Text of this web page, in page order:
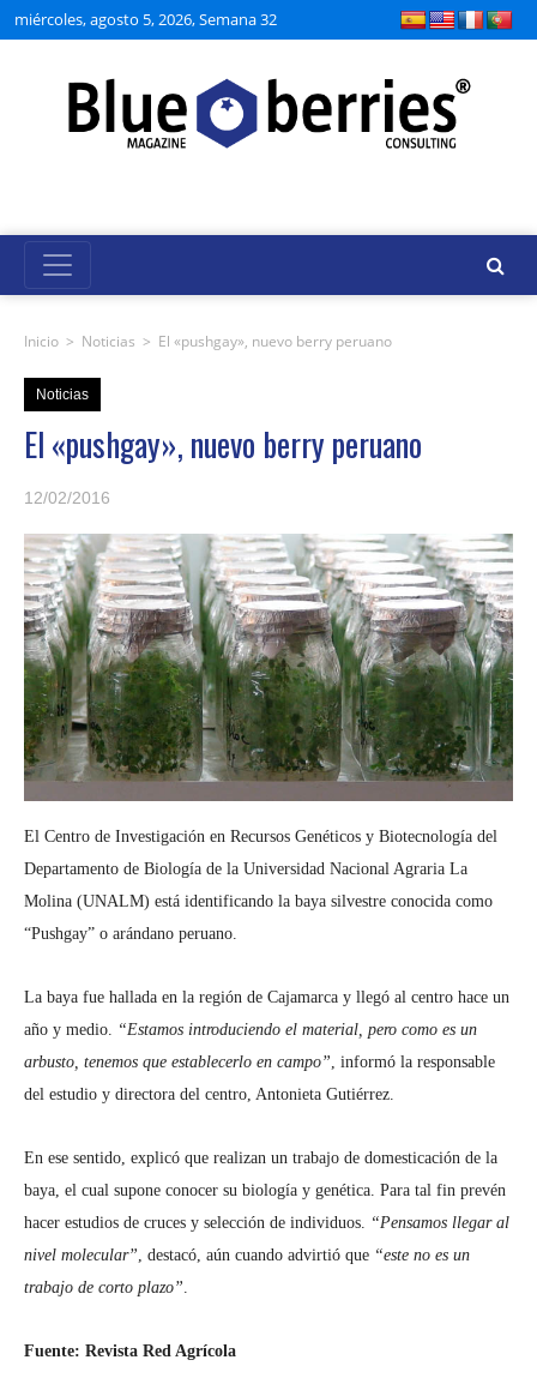
miércoles, agosto 5, 2026, Semana 32
Inicio > Noticias > El «pushgay», nuevo berry peruano
Noticias
El «pushgay», nuevo berry peruano
12/02/2016
El Centro de Investigación en Recursos Genéticos y Biotecnología del
Departamento de Biología de la Universidad Nacional Agraria La
Molina (UNALM) está identificando la baya silvestre conocida como
“Pushgay” o arándano peruano.
La baya fue hallada en la región de Cajamarca y llegó al centro hace un
año y medio.
“Estamos introduciendo el material, pero como es un
arbusto, tenemos que establecerlo en campo” , informó la responsable
del estudio y directora del centro, Antonieta Gutiérrez.
En ese sentido, explicó que realizan un trabajo de domesticación de la
baya, el cual supone conocer su biología y genética. Para tal fin prevén
hacer estudios de cruces y selección de individuos.
“Pensamos llegar al
nivel molecular” , destacó, aún cuando advirtió que “este no es un
trabajo de corto plazo”
Fuente: Revista Red Agrícola